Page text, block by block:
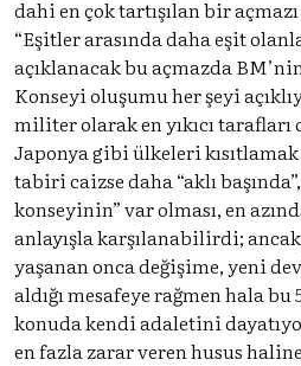
dahi en çok tartışılan bir
“Eşitler arasında daha eşit
açıklanacak bu açmazda
Konseyi oluşumu her şeyi
militer olarak en yıkıcı
Japonya gibi ülkeleri
tabiri caizse daha “aklı
konseyinin” var olması, en
anlayışla karşılanabilirdi; ancak
yaşanan onca değişime, yeni
aldığı mesafeye rağmen hala bu
konuda kendi adaletini
en fazla zarar veren husus